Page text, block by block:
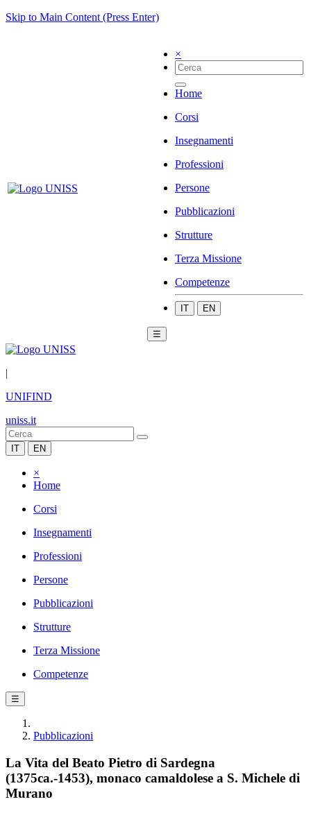
Skip to Main Content (Press Enter)
×
Home
Corsi
Insegnamenti
Professioni
Persone
Pubblicazioni
Strutture
Terza Missione
Competenze
IT EN
☰
|
UNIFIND
uniss.it
IT EN
×
Home
Corsi
Insegnamenti
Professioni
Persone
Pubblicazioni
Strutture
Terza Missione
Competenze
☰
Pubblicazioni
La Vita del Beato Pietro di Sardegna
(1375ca.-1453), monaco camaldolese a S. Michele di
Murano